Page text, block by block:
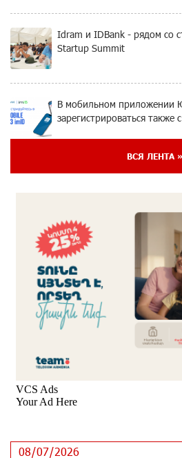
Idram и IDBank - рядом со
Startup Summit
В мобильном приложении
зарегистрироваться
«Бесплатные бонусы в
ЕАЭС со временем будет
это поймёт и рядовой
Если Израиль использует
против Эрдогана, то что
ВТБ (Армения): вклад
годовых и оформление в
ВСЯ ЛЕНТА »